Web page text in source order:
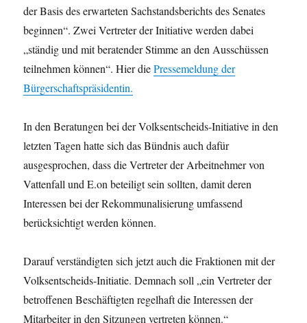
der Basis des erwarteten Sachstandsberichts des Senates
beginnen“. Zwei Vertreter der Initiative werden dabei
„ständig und mit beratender Stimme an den Ausschüssen
teilnehmen können“. Hier diePressemeldung der
Bürgerschaftspräsidentin.
In den Beratungen bei der Volksentscheids-Initiative in den
letzten Tagen hatte sich das Bündnis auch dafür
ausgesprochen, dass die Vertreter der Arbeitnehmer von
Vattenfall und E.on beteiligt sein sollten, damit deren
Interessen bei der Rekommunalisierung umfassend
berücksichtigt werden können.
Darauf verständigten sich jetzt auch die Fraktionen mit der
Volksentscheids-Initiatie. Demnach soll „ein Vertreter der
betroffenen Beschäftigten regelhaft die Interessen der
Mitarbeiter in den Sitzungen vertreten können.“